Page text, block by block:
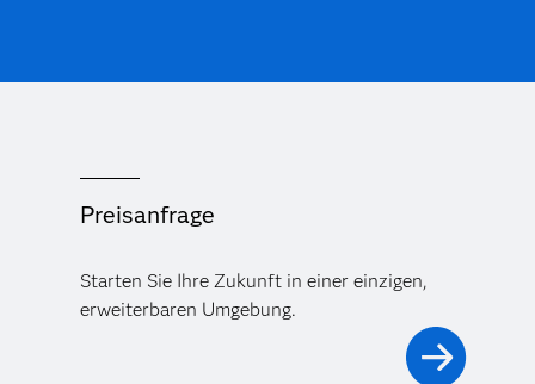
Preisanfrage
Starten Sie Ihre Zukunft in einer einzigen,
erweiterbaren Umgebung.